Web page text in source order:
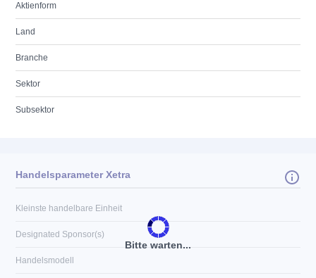
Aktienform
Land
Branche
Sektor
Subsektor
Bitte warten...
Handelsparameter Xetra
Kleinste handelbare Einheit
Designated Sponsor(s)
Handelsmodell